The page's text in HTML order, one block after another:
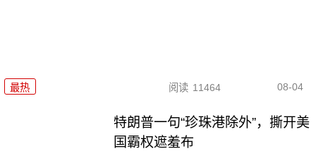
最热 阅读 11464 08-04
特朗普一句“珍珠港除外”，撕开美
国霸权遮羞布